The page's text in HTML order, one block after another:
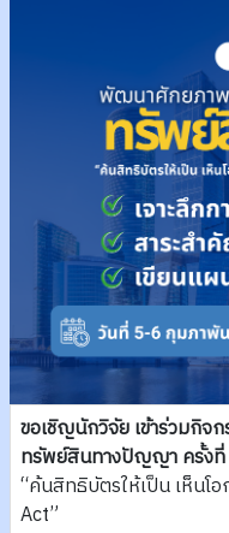
ขอเชิญนักวิจัย เข้าร่วมกิ
ทรัพย์สินทางปัญญา ครั้ง
“ค้นสิทธิบัตรให้เป็น เห็นโ
Act”